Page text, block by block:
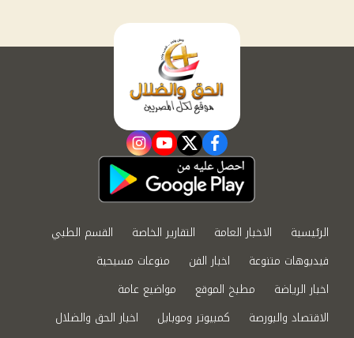
facebook
twitter
youtube
instagram
الرئيسية الاخبار العامة التقارير الخاصة
القسم الطبي
فيديوهات متنوعة
اخبار الفن
منوعات مسيحية
اخبار الرياضة
مطبخ الموقع
مواضيع عامة
الاقتصاد والبورصة
كمبيوتر وموبايل
اخبار الحق والضلال